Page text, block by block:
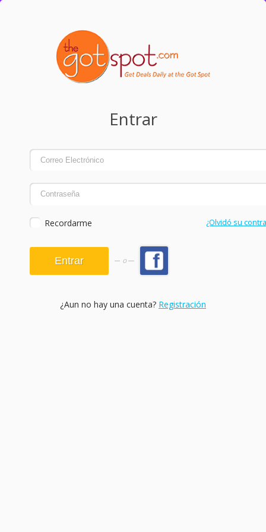
Entrar
Recordarme ¿Olvidó su
o
¿Aun no hay una cuenta? Registración